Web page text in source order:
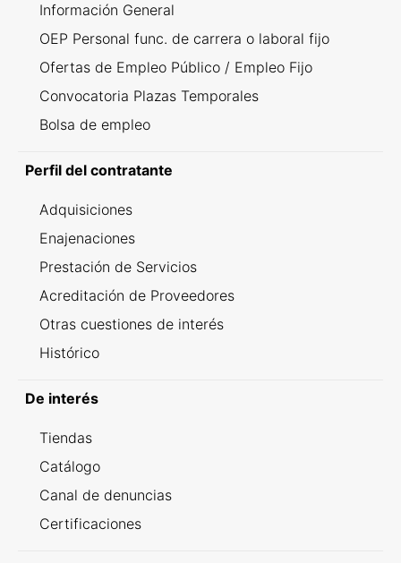
Información General
OEP Personal func. de carrera o laboral fijo
Ofertas de Empleo Público / Empleo Fijo
Convocatoria Plazas Temporales
Bolsa de empleo
Perfil del contratante
Adquisiciones
Enajenaciones
Prestación de Servicios
Acreditación de Proveedores
Otras cuestiones de interés
Histórico
De interés
Tiendas
Catálogo
Canal de denuncias
Certificaciones